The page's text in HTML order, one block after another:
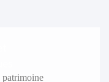
patrimoine